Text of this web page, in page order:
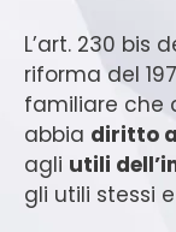
L’art. 230 bis
riforma del
familiare che
abbia diritto
agli utili
gli utili stessi